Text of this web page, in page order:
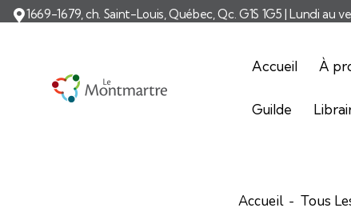
1669-1679, ch. Saint-Louis, Québec, Qc. G1S 1G5 | Lundi au
Accueil À
Guilde
Accueil Tous